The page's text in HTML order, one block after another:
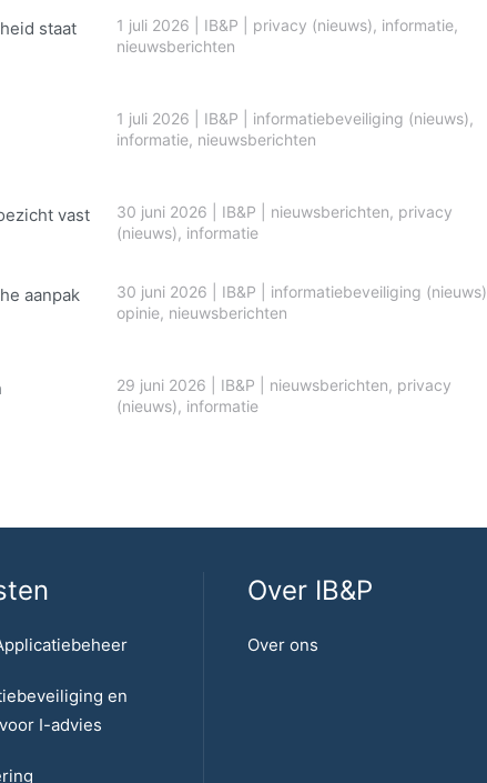
staat
1 juli 2026 IB&P privacy (nieuws), informatie,
nieuwsberichten
1 juli 2026 IB&P informatiebeveiliging (nieuws),
informatie, nieuwsberichten
vast 30 juni 2026 IB&P nieuwsberichten, privacy
(nieuws), informatie
aanpak
30 juni 2026 IB&P informatiebeveiliging (nieuws)
opinie, nieuwsberichten
29 juni 2026 IB&P nieuwsberichten, privacy
(nieuws), informatie
en
I-advies
Over IB&P
Over ons